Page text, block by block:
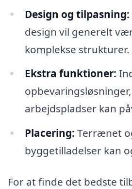
Design og tilpasning:
design vil generelt
komplekse strukturer.
Ekstra funktioner:
arbejdspladser kan
Placering: Terrænet
byggetilladelser kan
For at finde det bedste